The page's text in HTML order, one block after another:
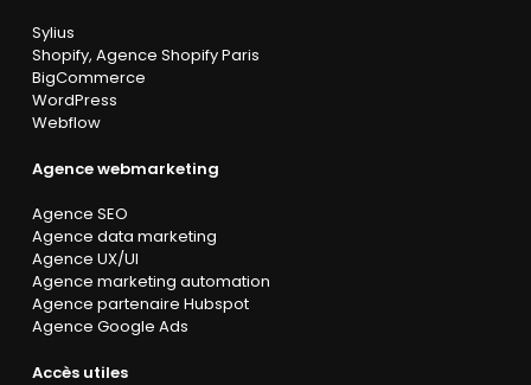
Sylius
Shopify, Agence Shopify Paris
BigCommerce
WordPress
Webflow
Agence webmarketing
Agence SEO
Agence data marketing
Agence UX/UI
Agence marketing automation
Agence partenaire Hubspot
Agence Google Ads
Accès utiles